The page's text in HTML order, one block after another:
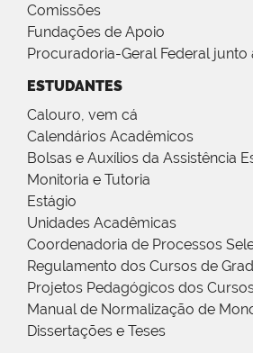
Comissões
Fundações de Apoio
Procuradoria-Geral Federal junto
ESTUDANTES
Calouro, vem cá
Calendários Acadêmicos
Bolsas e Auxílios da Assistência
Monitoria e Tutoria
Estágio
Unidades Acadêmicas
Coordenadoria de Processos
Regulamento dos Cursos de
Projetos Pedagógicos dos
Manual de Normalização de
Dissertações e Teses